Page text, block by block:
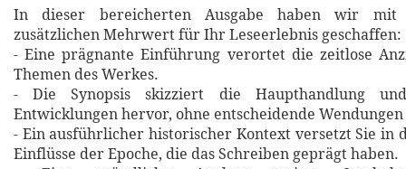
In dieser bereicherten Ausgabe haben wir mit
zusätzlichen Mehrwert für Ihr Leseerlebnis geschaffen:
- Eine prägnante Einführung verortet die zeitlose
Themen des Werkes.
- Die Synopsis skizziert die Haupthandlung
Entwicklungen hervor, ohne entscheidende
- Ein ausführlicher historischer Kontext versetzt Sie in
Einflüsse der Epoche, die das Schreiben geprägt haben.